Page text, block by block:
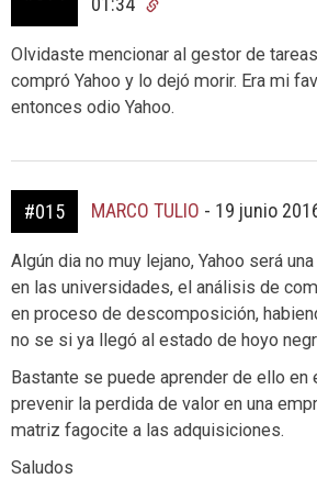
Olvidaste mencionar al gestor de
compró Yahoo y lo dejó morir. Era mi
entonces odio Yahoo.
#015 MARCO TULIO - 19 junio
Algún dia no muy lejano, Yahoo será
en las universidades, el análisis de
en proceso de descomposición,
no se si ya llegó al estado de hoyo
Bastante se puede aprender de ello en
prevenir la perdida de valor en una
matriz fagocite a las adquisiciones.
Saludos